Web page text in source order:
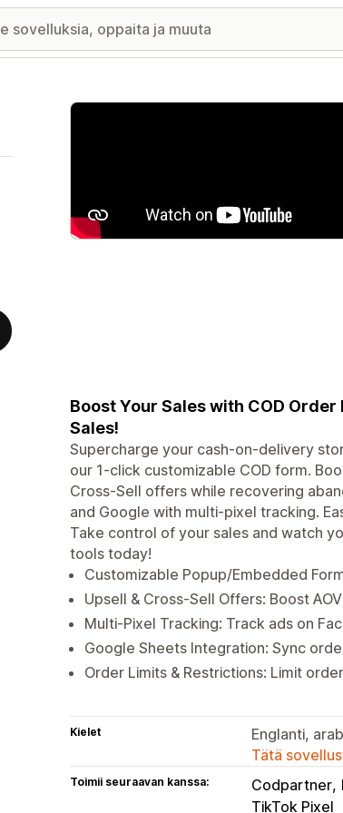
Esittelykuvagalleria
Boost Your Sales with COD
Sales!
Supercharge your cash-on-delivery
our 1-click customizable COD form.
Cross-Sell offers while recovering
and Google with multi-pixel tracking.
Take control of your sales and watch
tools today!
Customizable Popup/Embedded
Upsell & Cross-Sell Offers: Boost
Multi-Pixel Tracking: Track ads on
Google Sheets Integration: Sync
Order Limits & Restrictions: Limit
Kielet
Englanti,
Tätä
Toimii seuraavan kanssa: Codpartner
TikTok Pixel